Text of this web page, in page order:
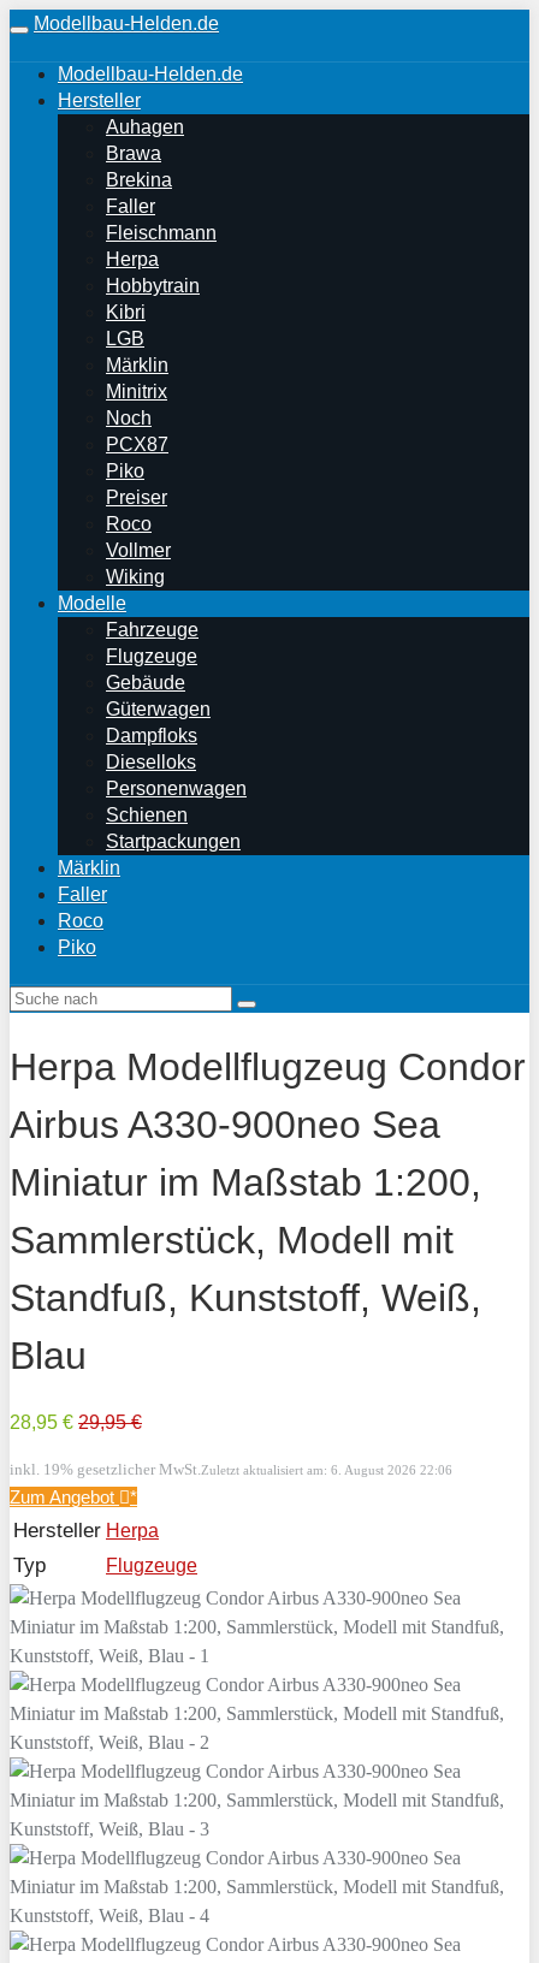
Skip
to
content
Toggle
Modellbau-Helden.de
Modellbau-Helden.de
Hersteller
Auhagen
Brawa
Brekina
Faller
Fleischmann
Herpa
Hobbytrain
Kibri
LGB
Märklin
Minitrix
Noch
PCX87
Piko
Preiser
Roco
Vollmer
Wiking
Modelle
Fahrzeuge
Flugzeuge
Gebäude
Güterwagen
Dampfloks
Dieselloks
Personenwagen
Schienen
Startpackungen
Märklin
Faller
Roco
Piko
Herpa Modellflugzeug Condor
Airbus A330-900neo Sea
Miniatur im Maßstab 1:200,
Sammlerstück, Modell mit
Standfuß, Kunststoff, Weiß,
Blau
28,95 € 29,95 €
inkl. 19% gesetzlicher MwSt. Zuletzt aktualisiert am: 6. August 2026 22:06
Zum Angebot *
Hersteller Herpa
Typ Flugzeuge